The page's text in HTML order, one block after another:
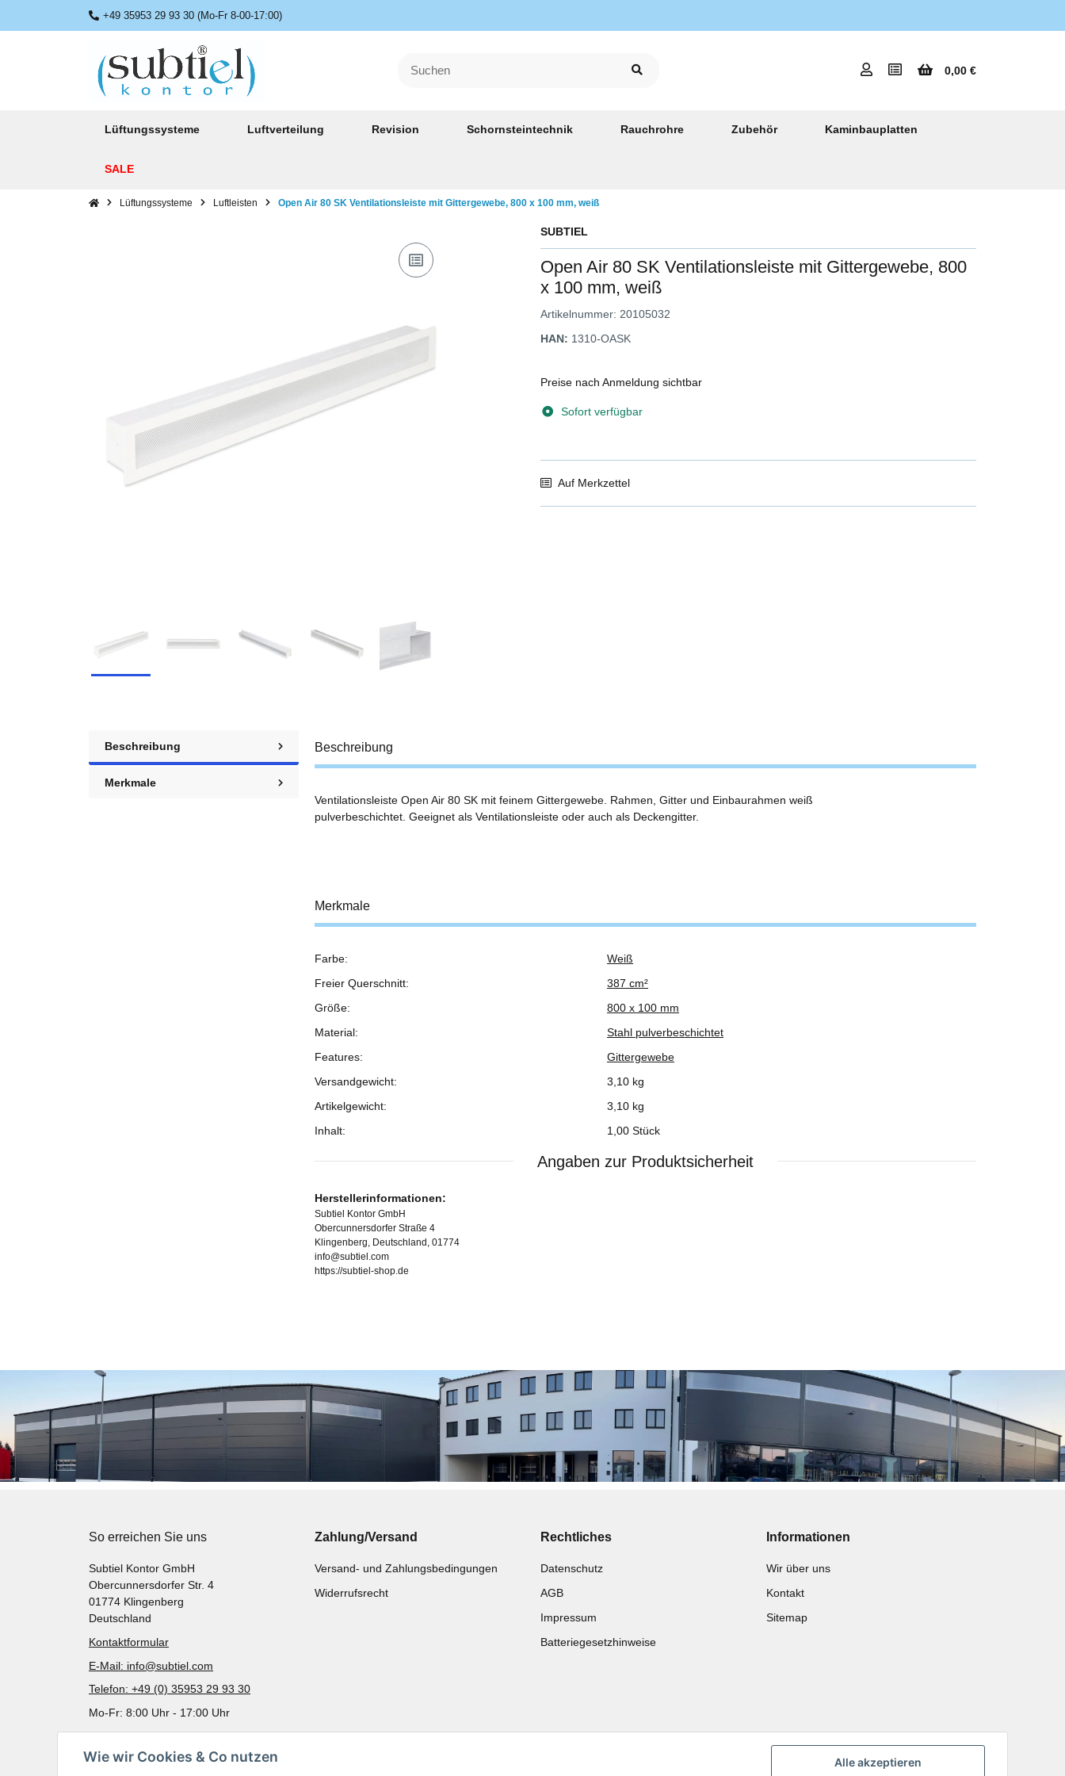
Alle akzeptieren
Wie wir Cookies & Co nutzen
+49 35953 29 93 30 (Mo-Fr 8-00-17:00)
0,00 €
Lüftungssysteme Luftverteilung Revision Schornsteintechnik Rauchrohre Zubehör Kaminbauplatten
SALE
Lüftungssysteme Luftleisten Open Air 80 SK Ventilationsleiste mit Gittergewebe, 800 x 100 mm, weiß
SUBTIEL
Open Air 80 SK Ventilationsleiste mit Gittergewebe, 800
x 100 mm, weiß
Artikelnummer: 20105032
HAN: 1310-OASK
Preise nach Anmeldung sichtbar
Sofort verfügbar
Auf Merkzettel
Beschreibung
Merkmale
Beschreibung
Ventilationsleiste Open Air 80 SK mit feinem Gittergewebe. Rahmen, Gitter und Einbaurahmen weiß
pulverbeschichtet. Geeignet als Ventilationsleiste oder auch als Deckengitter.
Merkmale
Produkteigenschaft
Wert
Farbe:
Weiß
Freier Querschnitt:
387 cm²
Größe:
800 x 100 mm
Material:
Stahl pulverbeschichtet
Features:
Gittergewebe
Versandgewicht:
3,10 kg
Artikelgewicht:
3,10 kg
Inhalt:
1,00 Stück
Angaben zur Produktsicherheit
Herstellerinformationen:
Subtiel Kontor GmbH
Obercunnersdorfer Straße 4
Klingenberg, Deutschland, 01774
info@subtiel.com
https://subtiel-shop.de
So erreichen Sie uns
Subtiel Kontor GmbH
Obercunnersdorfer Str. 4
01774 Klingenberg
Deutschland
Kontaktformular
E-Mail: info@subtiel.com
Telefon: +49 (0) 35953 29 93 30
Mo-Fr: 8:00 Uhr - 17:00 Uhr
Zahlung/Versand
Versand- und Zahlungsbedingungen
Widerrufsrecht
Rechtliches
Datenschutz
AGB
Impressum
Batteriegesetzhinweise
Informationen
Wir über uns
Kontakt
Sitemap